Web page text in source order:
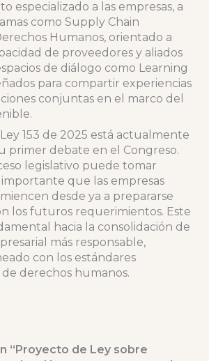
especializado a las empresas, a
como Supply Chain
Humanos, orientado a
de proveedores y aliados
de diálogo como Learning
para compartir experiencias
conjuntas en el marco del
153 de 2025 está actualmente
primer debate en el Congreso.
legislativo puede tomar
que las empresas
desde ya a prepararse
los futuros requerimientos. Este
hacia la consolidación de
más responsable,
con los estándares
derechos humanos.
“Proyecto de Ley sobre